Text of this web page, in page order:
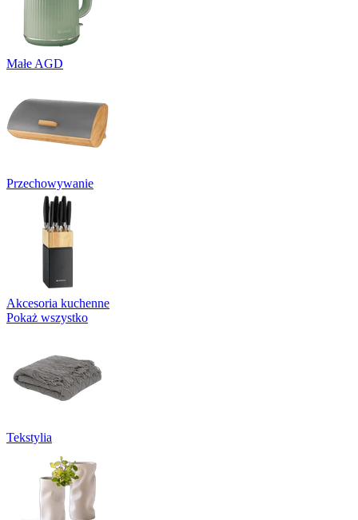
Małe AGD
Przechowywanie
Akcesoria kuchenne
Pokaż wszystko
Tekstylia